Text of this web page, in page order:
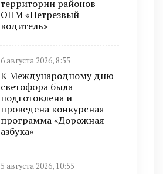
территории районов
ОПМ «Нетрезвый
водитель»
6 августа 2026, 8:55
К Международному дню
светофора была
подготовлена и
проведена конкурсная
программа «Дорожная
азбука»
5 августа 2026, 10:55